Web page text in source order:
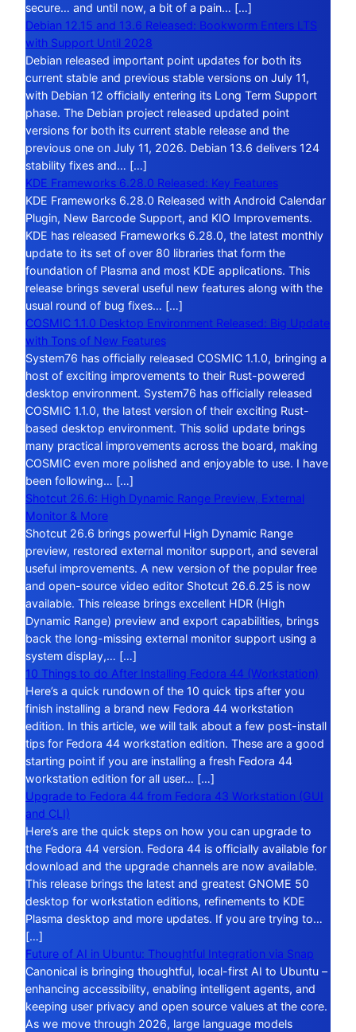
secure… and until now, a bit of a pain… […]
Debian 12.15 and 13.6 Released: Bookworm Enters LTS
with Support Until 2028
Debian released important point updates for both its
current stable and previous stable versions on July 11,
with Debian 12 officially entering its Long Term Support
phase. The Debian project released updated point
versions for both its current stable release and the
previous one on July 11, 2026. Debian 13.6 delivers 124
stability fixes and… […]
KDE Frameworks 6.28.0 Released: Key Features
KDE Frameworks 6.28.0 Released with Android Calendar
Plugin, New Barcode Support, and KIO Improvements.
KDE has released Frameworks 6.28.0, the latest monthly
update to its set of over 80 libraries that form the
foundation of Plasma and most KDE applications. This
release brings several useful new features along with the
usual round of bug fixes… […]
COSMIC 1.1.0 Desktop Environment Released: Big Update
with Tons of New Features
System76 has officially released COSMIC 1.1.0, bringing a
host of exciting improvements to their Rust-powered
desktop environment. System76 has officially released
COSMIC 1.1.0, the latest version of their exciting Rust-
based desktop environment. This solid update brings
many practical improvements across the board, making
COSMIC even more polished and enjoyable to use. I have
been following… […]
Shotcut 26.6: High Dynamic Range Preview, External
Monitor & More
Shotcut 26.6 brings powerful High Dynamic Range
preview, restored external monitor support, and several
useful improvements. A new version of the popular free
and open-source video editor Shotcut 26.6.25 is now
available. This release brings excellent HDR (High
Dynamic Range) preview and export capabilities, brings
back the long-missing external monitor support using a
system display,… […]
10 Things to do After Installing Fedora 44 (Workstation)
Here’s a quick rundown of the 10 quick tips after you
finish installing a brand new Fedora 44 workstation
edition. In this article, we will talk about a few post-install
tips for Fedora 44 workstation edition. These are a good
starting point if you are installing a fresh Fedora 44
workstation edition for all user… […]
Upgrade to Fedora 44 from Fedora 43 Workstation (GUI
and CLI)
Here’s are the quick steps on how you can upgrade to
the Fedora 44 version. Fedora 44 is officially available for
download and the upgrade channels are now available.
This release brings the latest and greatest GNOME 50
desktop for workstation editions, refinements to KDE
Plasma desktop and more updates. If you are trying to…
[…]
Future of AI in Ubuntu: Thoughtful Integration via Snap
Canonical is bringing thoughtful, local-first AI to Ubuntu –
enhancing accessibility, enabling intelligent agents, and
keeping user privacy and open source values at the core.
As we move through 2026, large language models